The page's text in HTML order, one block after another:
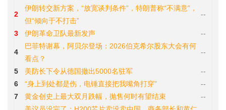
2
伊朗转交新方案，“放宽谈判条件”，特朗普称“不满意”，
但“倾向于不打击”
--
3 伊朗革命卫队最新发声 --
4
巴菲特谢幕，阿贝尔登场：2026伯克希尔股东大会有何
看点？
--
5 美防长下令从德国撤出5000名驻军
--
6
“身上到处都是伤，电锤直接把我嘴角打穿”
--
7
黄金创史上最大双月跌幅，抛售何时有望结束 --